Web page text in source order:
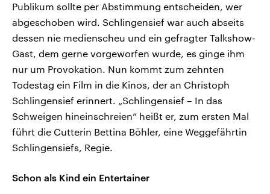
Publikum sollte per Abstimmung entscheiden, wer
abgeschoben wird. Schlingensief war auch abseits
dessen nie medienscheu und ein gefragter Talkshow-
Gast, dem gerne vorgeworfen wurde, es ginge ihm
nur um Provokation. Nun kommt zum zehnten
Todestag ein Film in die Kinos, der an Christoph
Schlingensief erinnert. „Schlingensief – In das
Schweigen hineinschreien“ heißt er, zum ersten Mal
führt die Cutterin Bettina Böhler, eine Weggefährtin
Schlingensiefs, Regie.
Schon als Kind ein Entertainer